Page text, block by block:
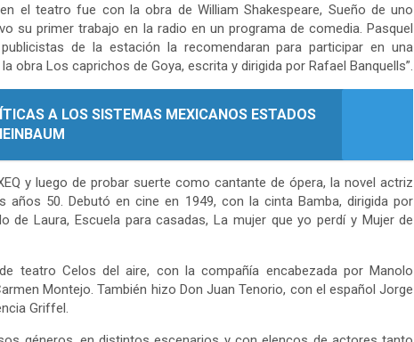
el teatro fue con la obra de William Shakespeare, Sueño de uno
su primer trabajo en la radio en un programa de comedia. Pasquel
de la estación la recomendaran para participar en una
obra Los caprichos de Goya, escrita y dirigida por Rafael Banquells”.
A LOS SISTEMAS MEXICANOS ESTADOS
y luego de probar suerte como cantante de ópera, la novel actriz
50. Debutó en cine en 1949, con la cinta Bamba, dirigida por
de Laura, Escuela para casadas, La mujer que yo perdí y Mujer de
teatro Celos del aire, con la compañía encabezada por Manolo
Montejo. También hizo Don Juan Tenorio, con el español Jorge
Griffel.